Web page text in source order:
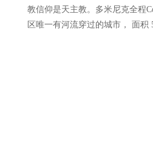
教信仰是天主教。多米尼克全程
区唯一有河流穿过的城市， 面